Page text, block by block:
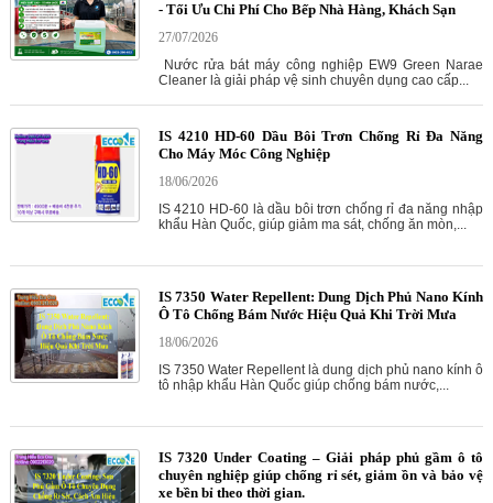
- Tối Ưu Chi Phí Cho Bếp Nhà Hàng, Khách Sạn
27/07/2026
Nước rửa bát máy công nghiệp EW9 Green Narae
Cleaner là giải pháp vệ sinh chuyên dụng cao cấp...
IS 4210 HD-60 Dầu Bôi Trơn Chống Rỉ Đa Năng
Cho Máy Móc Công Nghiệp
18/06/2026
IS 4210 HD-60 là dầu bôi trơn chống rỉ đa năng nhập
khẩu Hàn Quốc, giúp giảm ma sát, chống ăn mòn,...
IS 7350 Water Repellent: Dung Dịch Phủ Nano Kính
Ô Tô Chống Bám Nước Hiệu Quả Khi Trời Mưa
18/06/2026
IS 7350 Water Repellent là dung dịch phủ nano kính ô
tô nhập khẩu Hàn Quốc giúp chống bám nước,...
IS 7320 Under Coating – Giải pháp phủ gầm ô tô
chuyên nghiệp giúp chống rỉ sét, giảm ồn và bảo vệ
xe bền bỉ theo thời gian.